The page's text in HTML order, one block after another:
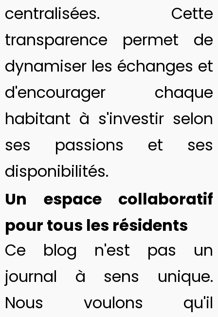
centralisées. Cette
transparence permet de
dynamiser les échanges et
d'encourager chaque
habitant à s'investir selon
ses passions et ses
disponibilités.
Un espace collaboratif
pour tous les résidents
Ce blog n'est pas un
journal à sens unique.
Nous voulons qu'il